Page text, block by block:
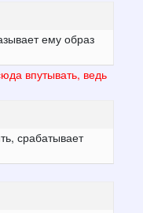
ему образ
впутывать, ведь
срабатывает